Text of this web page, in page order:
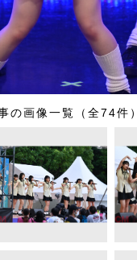
の画像一覧（全74件）